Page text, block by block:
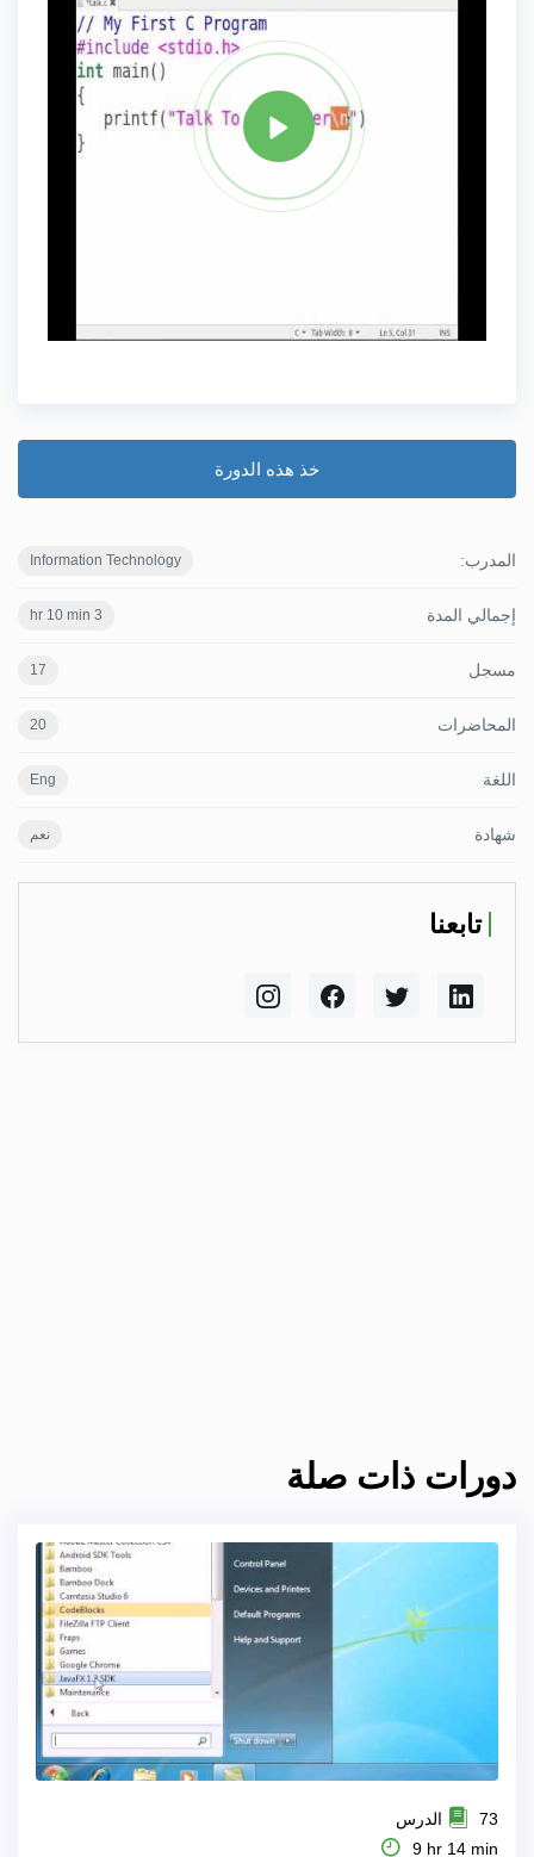
مشاركة
خذ هذه الدورة
المدرب: Information Technology
إجمالي المدة 3 hr 10 min
مسجل 17
المحاضرات 20
اللغة Eng
شهادة نعم
تابعنا
دورات ذات صلة
73 الدرس
9 hr 14 min